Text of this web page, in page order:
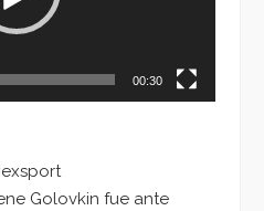
00:30
Golovkin fue ante